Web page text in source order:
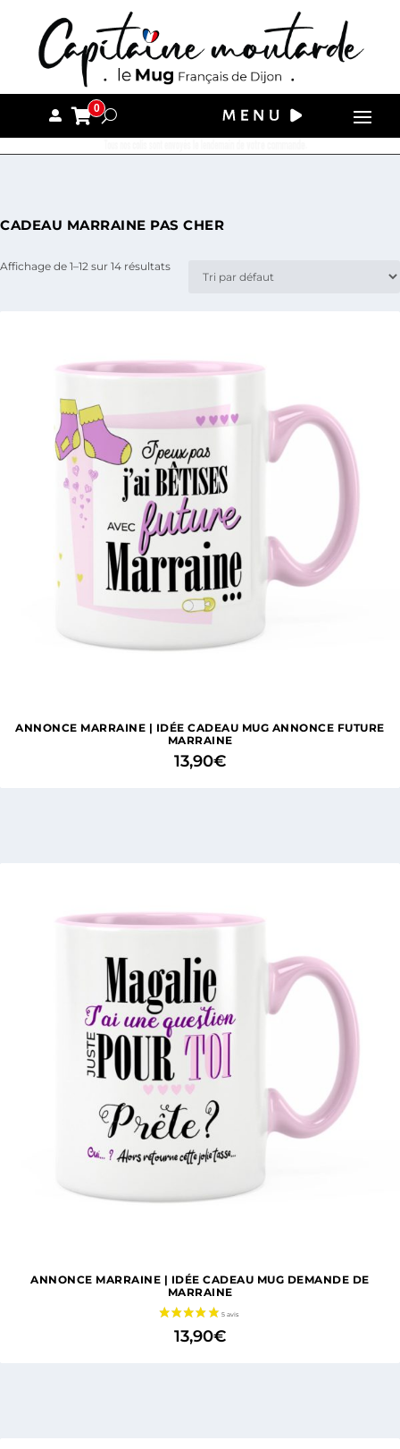
0
CADEAU MARRAINE PAS CHER
Affichage de 1–12 sur 14 résultats
ANNONCE MARRAINE | IDÉE CADEAU MUG ANNONCE FUTURE
MARRAINE
13,90€
ANNONCE MARRAINE | IDÉE CADEAU MUG DEMANDE DE
MARRAINE
13,90€